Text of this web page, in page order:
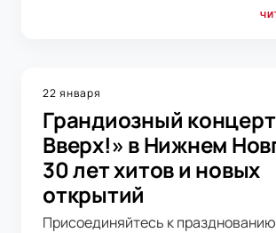
22 января
Грандиозный
Вверх!» в Нижнем
30 лет хитов и новых
открытий
Присоединяйтесь к